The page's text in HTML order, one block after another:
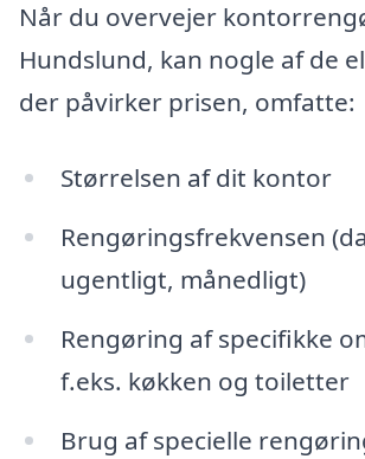
Når du overvejer
Hundslund, kan nogle af de
der påvirker prisen, omfatte:
Størrelsen af dit kontor
Rengøringsfrekvensen
ugentligt, månedligt)
Rengøring af specifikke
f.eks. køkken og toiletter
Brug af specielle